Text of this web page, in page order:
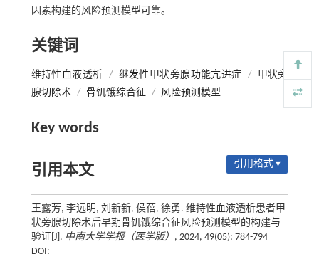
因素构建的风险预测模型可靠。
关键词
维持性血液透析 / 继发性甲状旁腺功能亢进症 /
甲状旁
腺切除术 / 骨饥饿综合征 / 风险预测模型
Key words
引用本文 引用格式 ▾
王露芳, 李远明, 刘新新, 侯蓓, 徐勇. 维持性血液透析患者甲
状旁腺切除术后早期骨饥饿综合征风险预测模型的构建与
验证[J]. 中南大学学报（医学版） , 2024, 49(05): 784-794
DOI: